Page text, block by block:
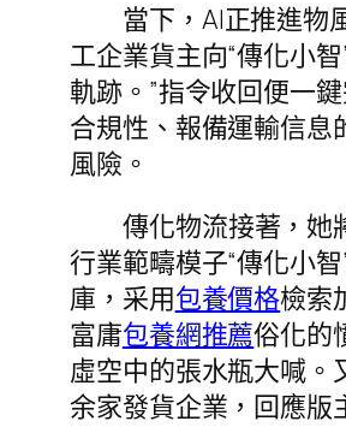
當下，AI正推進物
工企業貨主向“傳化小
軌跡。”指令收回便一
合規性、報備運輸信
風險。
傳化物流接著，她
行業範疇模子“傳化小
庫，采用包養價格檢索
富庸包養網推薦俗化的
虛空中的張水瓶大喊。
余家發貨企業，回應版